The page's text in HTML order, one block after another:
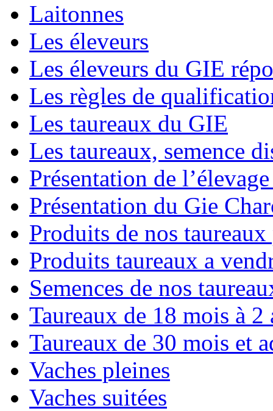
Laitonnes
Les éleveurs
Les éleveurs du GIE
Les règles de
Les taureaux du GIE
Les taureaux, semence
Présentation de
Présentation du Gie
Produits de nos
Produits taureaux a
Semences de nos
Taureaux de 18 mois à 2
Taureaux de 30 mois et
Vaches pleines
Vaches suitées